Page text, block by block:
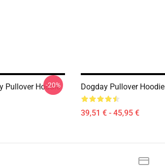
Pullover Hoodie
-20% Dogday Pullover Hoodie
39,51 € - 45,95 €